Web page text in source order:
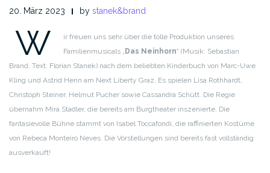
20. März 2023 by stanek&brand
W
ir freuen uns sehr über die tolle Produktion unseres
Familienmusicals „ Das Neinhorn“ (Musik: Sebastian
Brand, Text: Florian Stanek) nach dem beliebten Kinderbuch von Marc-Uwe
Kling und Astrid Henn am Next Liberty Graz. Es spielen Lisa Rothhardt,
Christoph Steiner, Helmut Pucher sowie Cassandra Schütt. Die Regie
übernahm Mira Stadler, die bereits am Burgtheater inszenierte. Die
fantasievolle Bühne stammt von Isabel Toccafondi, die raffinierten Kostüme
von Rebeca Monteiro Neves. Die Vorstellungen sind bereits fast vollständig
ausverkauft!